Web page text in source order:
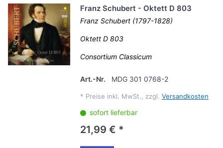
Franz Schubert - Oktett D 803
Franz Schubert (1797-1828)
Oktett D 803
Consortium Classicum
Art.-Nr. MDG 301 0768-2
* Preise inkl. MwSt., zzgl. Versandkosten
sofort lieferbar
21,99 € *